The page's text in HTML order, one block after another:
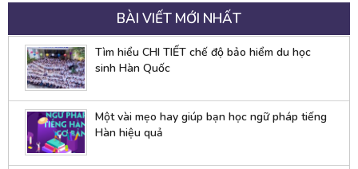
BÀI VIẾT MỚI NHẤT
Tìm hiểu CHI TIẾT chế độ bảo hiểm du học
sinh Hàn Quốc
Một vài mẹo hay giúp bạn học ngữ pháp tiếng
Hàn hiệu quả